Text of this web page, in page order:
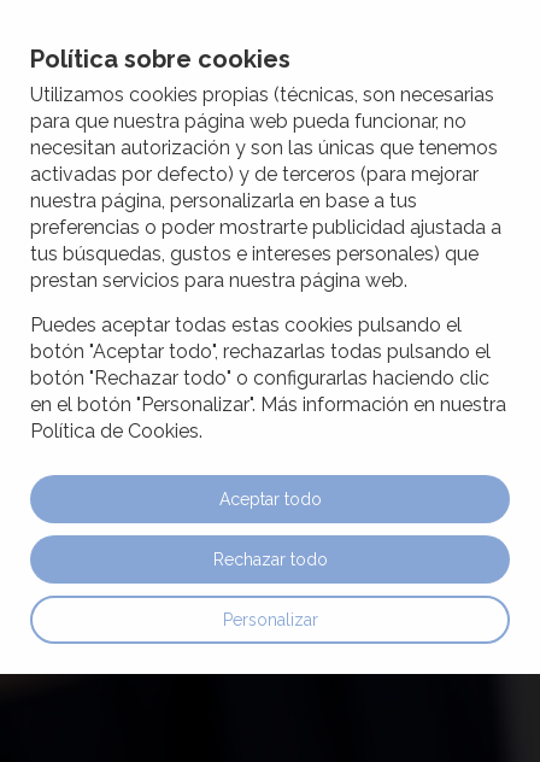
Política sobre cookies
Utilizamos cookies propias (técnicas, son necesarias
para que nuestra página web pueda funcionar, no
necesitan autorización y son las únicas que tenemos
activadas por defecto) y de terceros (para mejorar
nuestra página, personalizarla en base a tus
preferencias o poder mostrarte publicidad ajustada a
tus búsquedas, gustos e intereses personales) que
prestan servicios para nuestra página web.
Puedes aceptar todas estas cookies pulsando el
botón "Aceptar todo", rechazarlas todas pulsando el
botón "Rechazar todo" o configurarlas haciendo clic
en el botón "Personalizar". Más información en nuestra
Política de Cookies.
Personalizar
Rechazar todo
Aceptar todo